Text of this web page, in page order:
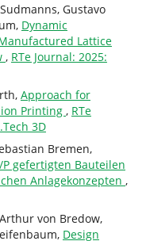
Gustavo
Dynamic
Lattice
, RTe Journal: 2025:
Approach for
Printing , RTe
3D
Bremen,
gefertigten Bauteilen
Anlagekonzepten ,
von Bredow,
Design